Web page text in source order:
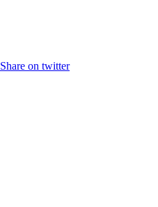
Share on twitter